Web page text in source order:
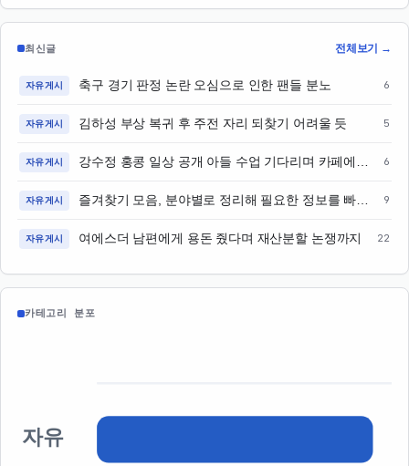
최신글 전체보기 →
자유게시 축구 경기 판정 논란 오심으로 인한 팬들 분노 6
자유게시 김하성 부상 복귀 후 주전 자리 되찾기 어려울 듯 5
자유게시 6
자유게시 9
자유게시 여에스더 남편에게 용돈 줬다며 재산분할 논쟁까지 22
카테고리 분포
자유